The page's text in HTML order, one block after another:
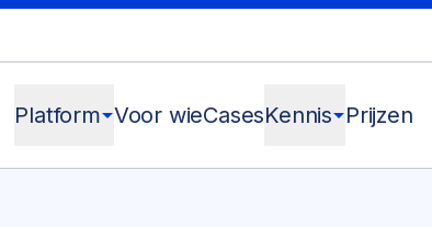
Platformarrow_drop_downVoor wieCasesKennisarrow_drop_downPrijzen